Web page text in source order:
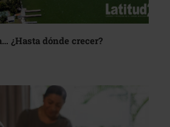
¿Hasta dónde crecer?